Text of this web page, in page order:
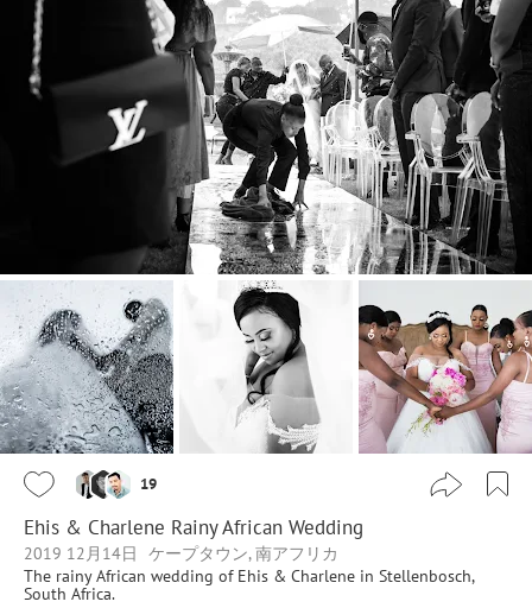
19
Ehis & Charlene Rainy African Wedding
2019 12月14日
ケープタウン, 南アフリカ
The rainy African wedding of Ehis & Charlene in Stellenbosch,
South Africa.